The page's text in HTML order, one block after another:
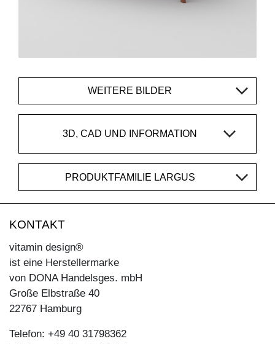
WEITERE BILDER
3D, CAD UND INFORMATION
PRODUKTFAMILIE LARGUS
KONTAKT
vitamin design®
ist eine Herstellermarke
von DONA Handelsges. mbH
Große Elbstraße 40
22767 Hamburg
Telefon: +49 40 31798362